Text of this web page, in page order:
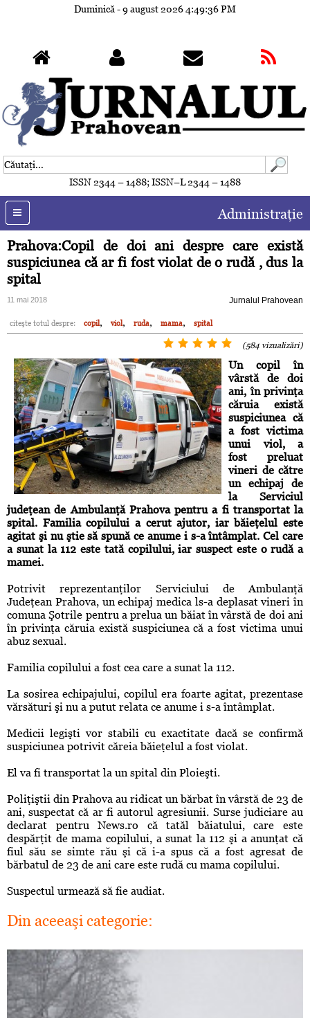
Duminică - 9 august 20264:49:39 PM
ISSN 2344 – 1488; ISSN–L 2344 – 1488
Administraţie
Prahova:Copil de doi ani despre care există
suspiciunea că ar fi fost violat de o rudă , dus la
spital
11 mai 2018 Jurnalul Prahovean
citeşte totul despre: copil, viol, ruda, mama, spital
(584 vizualizări)
Un copil în
vârstă de doi
ani, în privinţa
căruia există
suspiciunea că
a fost victima
unui viol, a
fost preluat
vineri de către
un echipaj de
la Serviciul
judeţean de Ambulanţă Prahova pentru a fi transportat la
spital. Familia copilului a cerut ajutor, iar băieţelul este
agitat şi nu ştie să spună ce anume i s-a întâmplat. Cel care
a sunat la 112 este tată copilului, iar suspect este o rudă a
mamei.
Potrivit reprezentanţilor Serviciului de Ambulanţă
Judeţean Prahova, un echipaj medica ls-a deplasat vineri în
comuna Şotrile pentru a prelua un băiat în vârstă de doi ani
în privinţa căruia există suspiciunea că a fost victima unui
abuz sexual.
Familia copilului a fost cea care a sunat la 112.
La sosirea echipajului, copilul era foarte agitat, prezentase
vărsături şi nu a putut relata ce anume i s-a întâmplat.
Medicii legişti vor stabili cu exactitate dacă se confirmă
suspiciunea potrivit căreia băieţelul a fost violat.
El va fi transportat la un spital din Ploieşti.
Poliţiştii din Prahova au ridicat un bărbat în vârstă de 23 de
ani, suspectat că ar fi autorul agresiunii. Surse judiciare au
declarat pentru News.ro că tatăl băiatului, care este
despărţit de mama copilului, a sunat la 112 şi a anunţat că
fiul său se simte rău şi că i-a spus că a fost agresat de
bărbatul de 23 de ani care este rudă cu mama copilului.
Suspectul urmează să fie audiat.
Din aceeaşi categorie: